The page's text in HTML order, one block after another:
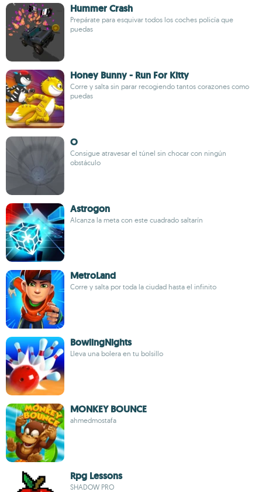
Hummer Crash
Prepárate para esquivar todos los coches policía que
puedas
Honey Bunny - Run For Kitty
Corre y salta sin parar recogiendo tantos corazones como
puedas
O
Consigue atravesar el túnel sin chocar con ningún
obstáculo
Astrogon
Alcanza la meta con este cuadrado saltarín
MetroLand
Corre y salta por toda la ciudad hasta el infinito
BowlingNights
Lleva una bolera en tu bolsillo
MONKEY BOUNCE
ahmedmostafa
Rpg Lessons
SHADOW PRO